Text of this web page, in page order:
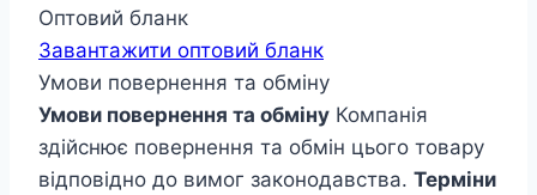
Оптовий бланк
Завантажити оптовий бланк
Умови повернення та обміну
Умови повернення та обміну Компанія
здійснює повернення та обмін цього товару
відповідно до вимог законодавства. Терміни